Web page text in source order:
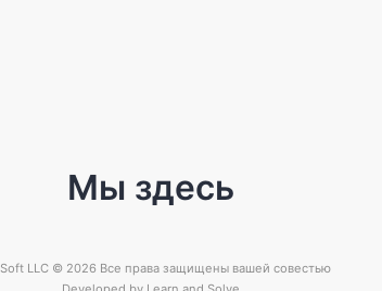
Мы здесь
LLC © 2026 Все права защищены вашей совестью